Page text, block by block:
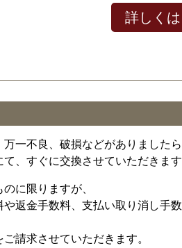
詳しく
一不良、破損などがありました
、すぐに交換させていただきます
に限りますが、
返金手数料、支払い取り消し手
請求させていただきます。